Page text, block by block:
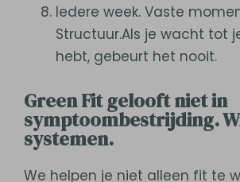
Iedere week. Vaste
Structuur.Als je wacht tot
hebt, gebeurt het nooit.
Green Fit gelooft niet in
symptoombestrijding.
systemen.
We helpen je niet alleen fit te